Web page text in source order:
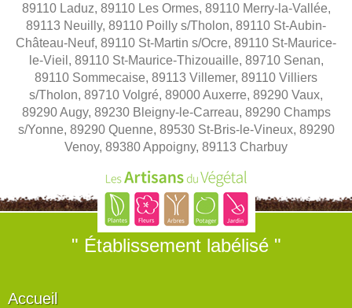
89110 Laduz, 89110 Les Ormes, 89110 Merry-la-Vallée,
89113 Neuilly, 89110 Poilly s/Tholon, 89110 St-Aubin-
Château-Neuf, 89110 St-Martin s/Ocre, 89110 St-Maurice-
le-Vieil, 89110 St-Maurice-Thizouaille, 89710 Senan,
89110 Sommecaise, 89113 Villemer, 89110 Villiers
s/Tholon, 89710 Volgré, 89000 Auxerre, 89290 Vaux,
89290 Augy, 89230 Bleigny-le-Carreau, 89290 Champs
s/Yonne, 89290 Quenne, 89530 St-Bris-le-Vineux, 89290
Venoy, 89380 Appoigny, 89113 Charbuy
" Établissement labélisé "
Accueil